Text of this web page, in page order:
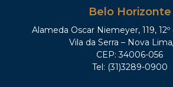
Belo Horizonte
Alameda Oscar Niemeyer, 119, 12º
Vila da Serra – Nova
CEP: 34006-056
Tel: (31)3289-0900